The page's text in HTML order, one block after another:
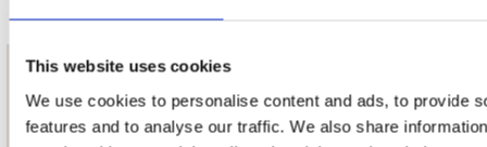
This website uses cookies
We use cookies to personalise content and ads, to provide
features and to analyse our traffic. We also share